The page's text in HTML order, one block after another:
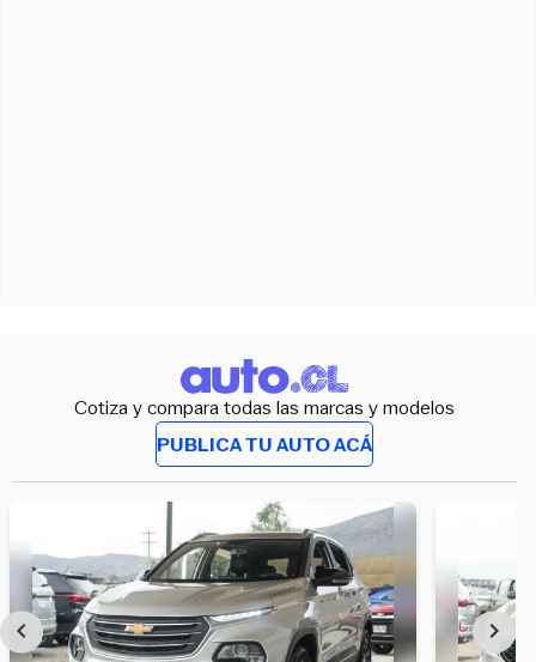
Cotiza y compara todas las marcas y modelos
PUBLICA TU AUTO ACÁ